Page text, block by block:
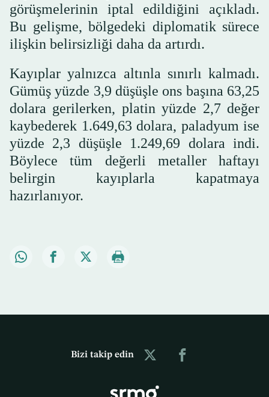
görüşmelerinin iptal edildiğini açıkladı.
Bu gelişme, bölgedeki diplomatik sürece
ilişkin belirsizliği daha da artırdı.
Kayıplar yalnızca altınla sınırlı kalmadı.
Gümüş yüzde 3,9 düşüşle ons başına 63,25
dolara gerilerken, platin yüzde 2,7 değer
kaybederek 1.649,63 dolara, paladyum ise
yüzde 2,3 düşüşle 1.249,69 dolara indi.
Böylece tüm değerli metaller haftayı
belirgin kayıplarla kapatmaya
hazırlanıyor.
Bizi takip edin